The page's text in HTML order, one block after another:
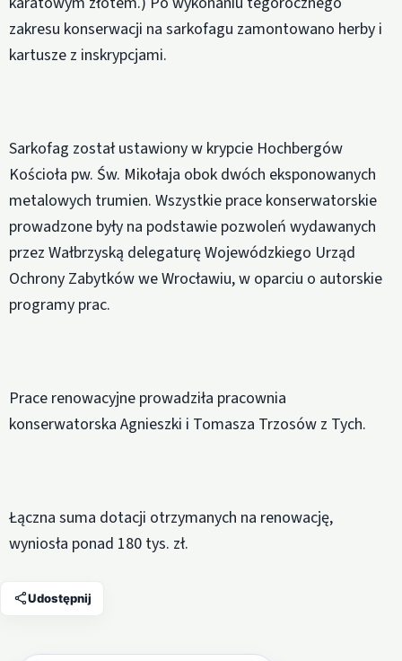
zakresu konserwacji na sarkofagu zamontowano herby i
kartusze z inskrypcjami.
Sarkofag został ustawiony w krypcie Hochbergów
Kościoła pw. Św. Mikołaja obok dwóch eksponowanych
metalowych trumien. Wszystkie prace konserwatorskie
prowadzone były na podstawie pozwoleń wydawanych
przez Wałbrzyską delegaturę Wojewódzkiego Urząd
Ochrony Zabytków we Wrocławiu, w oparciu o autorskie
programy prac.
Prace renowacyjne prowadziła pracownia
konserwatorska Agnieszki i Tomasza Trzosów z Tych.
Łączna suma dotacji otrzymanych na renowację,
wyniosła ponad 180 tys. zł.
Udostępnij